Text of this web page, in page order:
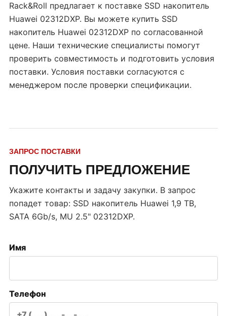
Rack&Roll предлагает к поставке SSD накопитель
Huawei 02312DXP. Вы можете купить SSD
накопитель Huawei 02312DXP по согласованной
цене. Наши технические специалисты помогут
проверить совместимость и подготовить условия
поставки. Условия поставки согласуются с
менеджером после проверки спецификации.
ЗАПРОС ПОСТАВКИ
ПОЛУЧИТЬ ПРЕДЛОЖЕНИЕ
Укажите контакты и задачу закупки. В запрос
попадет товар: SSD накопитель Huawei 1,9 TB,
SATA 6Gb/s, MU 2.5" 02312DXP.
Имя
Телефон